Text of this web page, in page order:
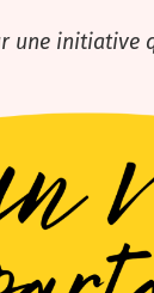
une initiative